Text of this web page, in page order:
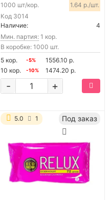
Код 3014
1000 шт/кор. 1.64 р./шт.
Наличие:
4
Мин. партия: 1 кор.
В коробке: 1000 шт.
5 кор.
-5%
1556.10 р.
10 кор.
-10% 1474.20 р.
+
-
5.0 1 Под заказ